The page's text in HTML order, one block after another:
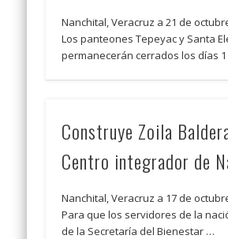
Nanchital, Veracruz a 21 de
Los panteones Tepeyac y Santa
permanecerán cerrados los días
Construye Zoila
Centro integrador de
Nanchital, Veracruz a 17 de
Para que los servidores de la
de la Secretaría del Bienestar …